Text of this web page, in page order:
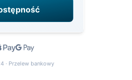
· Przelew bankowy